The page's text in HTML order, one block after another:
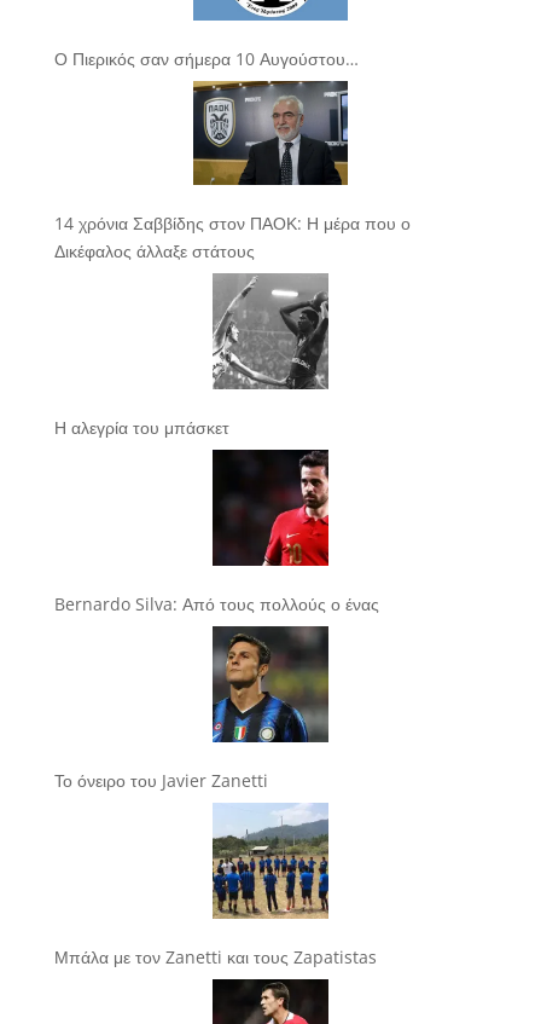
Ο Πιερικός σαν σήμερα 10 Αυγούστου…
14 χρόνια Σαββίδης στον ΠΑΟΚ: Η μέρα που ο
Δικέφαλος άλλαξε στάτους
Η αλεγρία του μπάσκετ
Bernardo Silva: Από τους πολλούς ο ένας
Το όνειρο του Javier Zanetti
Μπάλα με τον Zanetti και τους Zapatistas